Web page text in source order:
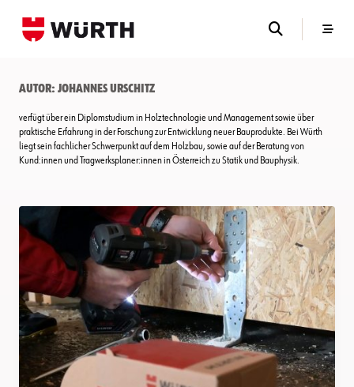
Autor: Johannes Urschitz
verfügt über ein Diplomstudium in Holztechnologie und Management sowie über
praktische Erfahrung in der Forschung zur Entwicklung neuer Bauprodukte. Bei Würth
liegt sein fachlicher Schwerpunkt auf dem Holzbau, sowie auf der Beratung von
Kund:innen und Tragwerksplaner:innen in Österreich zu Statik und Bauphysik.